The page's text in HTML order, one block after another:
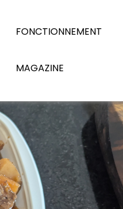
FONCTIONNEMENT
MAGAZINE